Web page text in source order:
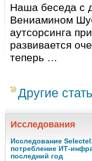
Наша беседа с
Вениамином
аутсорсинга
развивается
теперь …
Другие
Исследования
Исследование
потребление ИТ-
последний год